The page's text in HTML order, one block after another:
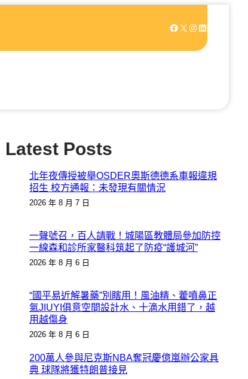
Facebook X Instagram LinkedIn
Latest Posts
北年夜傳授被舉OSDER奧斯德德系車報違規
招生 校方通報：未發現有關情況
2026 年 8 月 7 日
一聲號召，百人請戰！城陽區教體局參加防控
一線森和診所家醫科筑起了防疫“護城河”
2026 年 8 月 6 日
“國平易近解暑藥”別瞎用！風油精、藿噴鼻正
氣JIUYI俱意空間設計水、十滴水用錯了，越
用越傷身
2026 年 8 月 6 日
200萬人參與尼克斯NBA奪冠慶億嵐辦公家具
典 球隊將獲特朗普接見